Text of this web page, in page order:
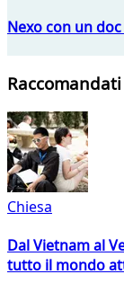
Nexo con un
Chiesa
Dal Vietnam al
tutto il mondo